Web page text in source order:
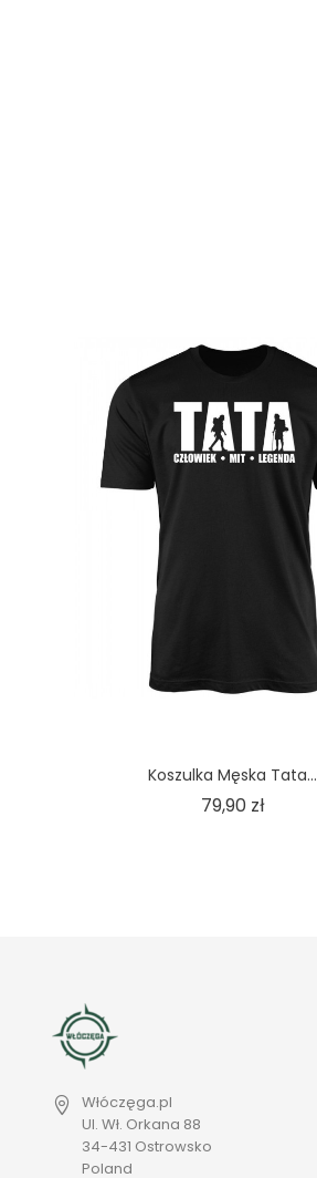
Koszulka Męska Tata...
79,90 złCena
Włóczęga.pl
Ul. Wł. Orkana 88
34-431 Ostrowsko
Poland